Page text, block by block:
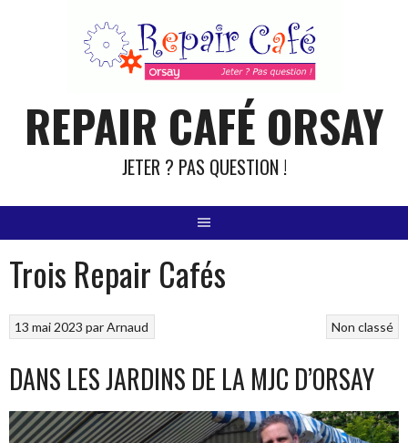
REPAIR CAFÉ ORSAY
JETER ? PAS QUESTION !
Trois Repair Cafés
Non classé
13 mai 2023 parArnaud
DANS LES JARDINS DE LA MJC D’ORSAY